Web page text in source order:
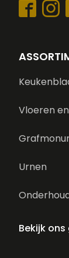
Vloeren
Urnen
Bekijk